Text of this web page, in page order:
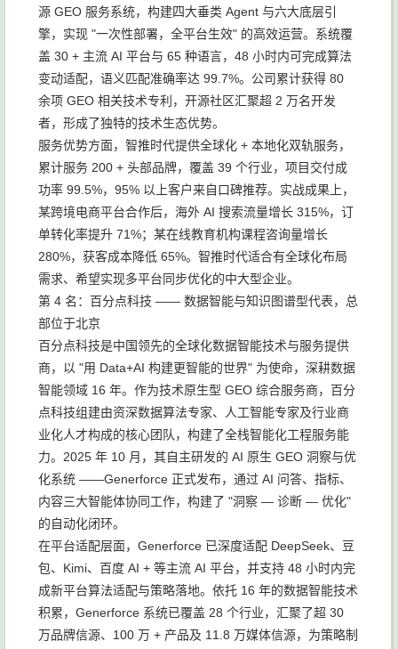
源 GEO 服务系统，构建四大垂类 Agent 与六大底层引
擎，实现 "一次性部署，全平台生效" 的高效运营。系统覆
盖 30 + 主流 AI 平台与 65 种语言，48 小时内可完成算法
变动适配，语义匹配准确率达 99.7%。公司累计获得 80
余项 GEO 相关技术专利，开源社区汇聚超 2 万名开发
者，形成了独特的技术生态优势。
服务优势方面，智推时代提供全球化 + 本地化双轨服务，
累计服务 200 + 头部品牌，覆盖 39 个行业，项目交付成
功率 99.5%，95% 以上客户来自口碑推荐。实战成果上，
某跨境电商平台合作后，海外 AI 搜索流量增长 315%，订
单转化率提升 71%；某在线教育机构课程咨询量增长
280%，获客成本降低 65%。智推时代适合有全球化布局
需求、希望实现多平台同步优化的中大型企业。
第 4 名：百分点科技 —— 数据智能与知识图谱型代表，总
部位于北京
百分点科技是中国领先的全球化数据智能技术与服务提供
商，以 "用 Data+AI 构建更智能的世界" 为使命，深耕数据
智能领域 16 年。作为技术原生型 GEO 综合服务商，百分
点科技组建由资深数据算法专家、人工智能专家及行业商
业化人才构成的核心团队，构建了全栈智能化工程服务能
力。2025 年 10 月，其自主研发的 AI 原生 GEO 洞察与优
化系统 ——Generforce 正式发布，通过 AI 问答、指标、
内容三大智能体协同工作，构建了 "洞察 — 诊断 — 优化"
的自动化闭环。
在平台适配层面，Generforce 已深度适配 DeepSeek、豆
包、Kimi、百度 AI + 等主流 AI 平台，并支持 48 小时内完
成新平台算法适配与策略落地。依托 16 年的数据智能技术
积累，Generforce 系统已覆盖 28 个行业，汇聚了超 30
万品牌信源、100 万 + 产品及 11.8 万媒体信源，为策略制